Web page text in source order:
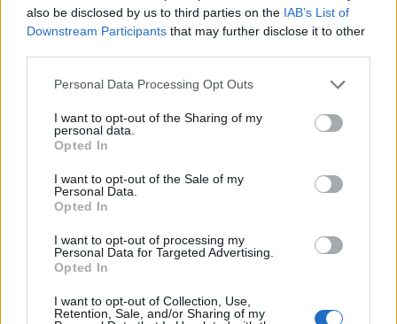
also be disclosed by us to third parties on the IAB’s List of
Downstream Participants that may further disclose it to other
Personal Data Processing Opt Outs
I want to opt-out of the Sharing of my
personal data.
Opted In
I want to opt-out of the Sale of my
Personal Data.
Opted In
I want to opt-out of processing my
Personal Data for Targeted Advertising.
Opted In
I want to opt-out of Collection, Use,
Retention, Sale, and/or Sharing of my
Αριθμητικά ξεπερνούν τα σκυλιά, αλλά ο
υπερπληθυσμός τους αποτελεί
παγκόσμια φιλοζωική πρόκληση
Εγγραφή στο newsletter
Αποδέχομαι τους
και την πολιτική απορρήτου
X